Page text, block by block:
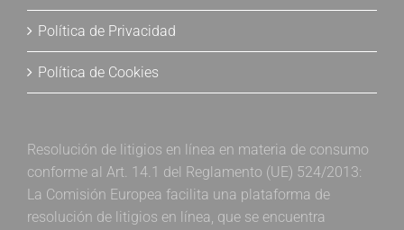
Política de Privacidad
Política de Cookies
Resolución de litigios en línea en materia de consumo
conforme al Art. 14.1 del Reglamento (UE) 524/2013:
La Comisión Europea facilita una plataforma de
resolución de litigios en línea, que se encuentra